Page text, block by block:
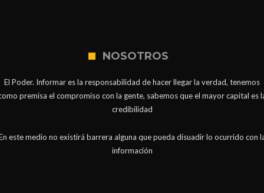
NOSOTROS
El Poder. Informar es la responsabilidad de hacer llegar la verdad, tenemos
premisa el compromiso con la gente, sabemos que el mayor capital es
credibilidad
este medio no existirá barrera alguna que pueda disuadir lo ocurrido con
información